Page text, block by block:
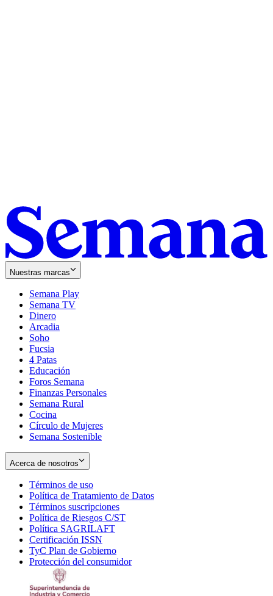
Nuestras marcas
Semana Play
Semana TV
Dinero
Arcadia
Soho
in
new
window
Fucsia
in
new
window
4 Patas
Educación
Foros Semana
Finanzas Personales
Semana Rural
Cocina
Círculo de Mujeres
Semana Sostenible
Acerca de nosotros
Términos de uso
in
new
window
Política de Tratamiento de Datos
Términos suscripciones
in
Política de Riesgos C/ST
Política SAGRILAFT
new
window
Certificación ISSN
in
new
TyC Plan de Gobierno
in
Protección del consumidorOpens